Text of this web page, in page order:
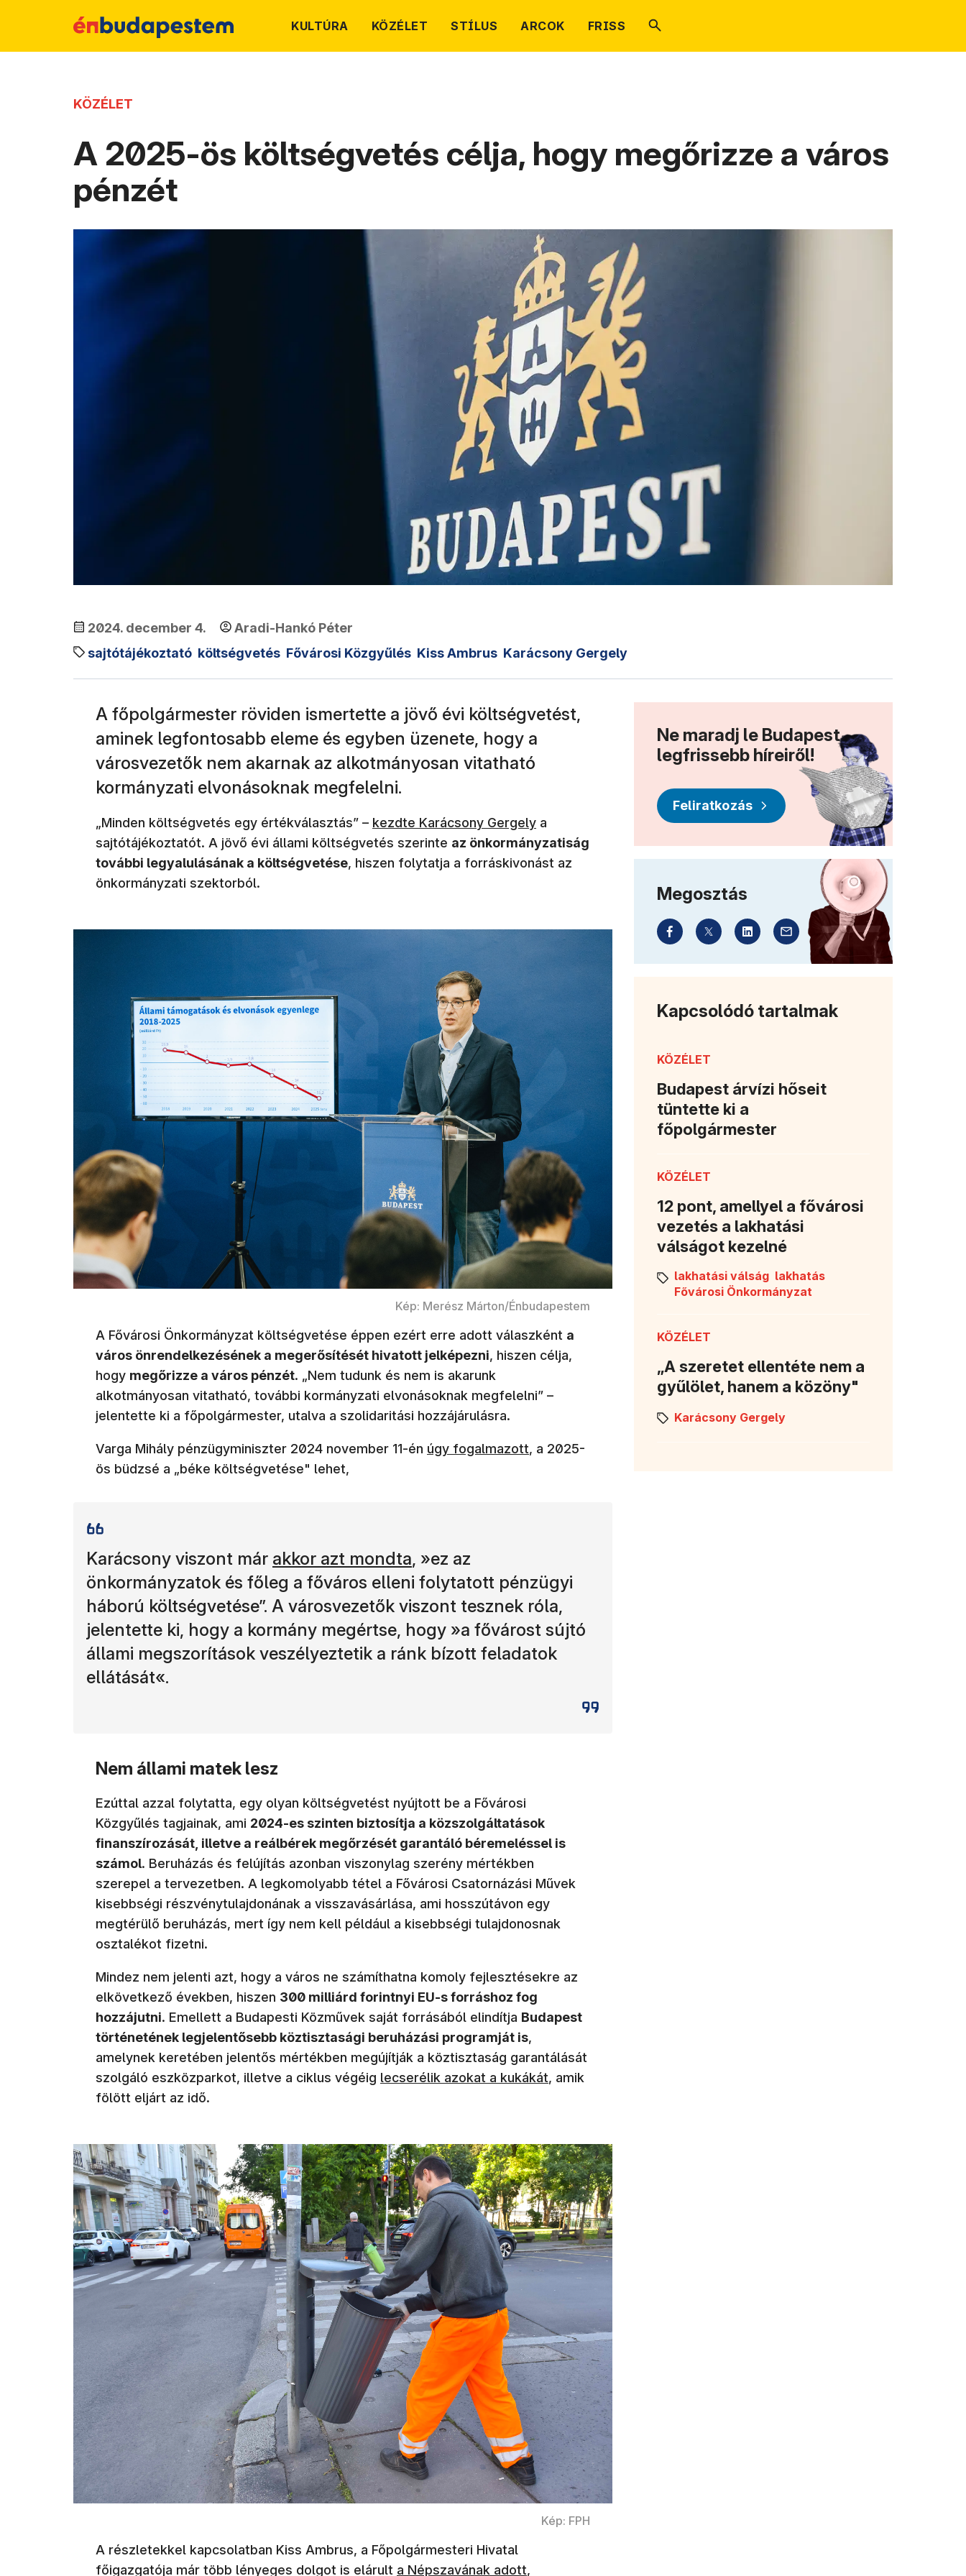
KULTÚRA KÖZÉLET STÍLUS ARCOK FRISS
KÖZÉLET
A 2025-ös költségvetés célja, hogy megőrizze a város
pénzét
2024. december 4.
Aradi-Hankó Péter
sajtótájékoztató költségvetés Fővárosi Közgyűlés Kiss Ambrus Karácsony Gergely
A főpolgármester röviden ismertette a jövő évi költségvetést,
aminek legfontosabb eleme és egyben üzenete, hogy a
városvezetők nem akarnak az alkotmányosan vitatható
kormányzati elvonásoknak megfelelni.
„Minden költségvetés egy értékválasztás” – (új ablakban nyílik meg)
kezdte Karácsony Gergely a
sajtótájékoztatót. A jövő évi állami költségvetés szerinte az önkormányzatiság
további legyalulásának a költségvetése, hiszen folytatja a forráskivonást az
önkormányzati szektorból.
Kép: Merész Márton/Énbudapestem
A Fővárosi Önkormányzat költségvetése éppen ezért erre adott válaszként a
város önrendelkezésének a megerősítését hivatott jelképezni, hiszen célja,
hogy megőrizze a város pénzét. „Nem tudunk és nem is akarunk
alkotmányosan vitatható, további kormányzati elvonásoknak megfelelni” –
jelentette ki a főpolgármester, utalva a szolidaritási hozzájárulásra.
Varga Mihály pénzügyminiszter 2024 november 11-én (új ablakban nyílik meg)
úgy fogalmazott, a 2025-
ös büdzsé a „béke költségvetése" lehet,
Karácsony viszont már (új ablakban nyílik meg)
akkor azt mondta, »ez az
önkormányzatok és főleg a főváros elleni folytatott pénzügyi
háború költségvetése”. A városvezetők viszont tesznek róla,
jelentette ki, hogy a kormány megértse, hogy »a fővárost sújtó
állami megszorítások veszélyeztetik a ránk bízott feladatok
ellátását«.
Nem állami matek lesz
Ezúttal azzal folytatta, egy olyan költségvetést nyújtott be a Fővárosi
Közgyűlés tagjainak, ami 2024-es szinten biztosítja a közszolgáltatások
finanszírozását, illetve a reálbérek megőrzését garantáló béremeléssel is
számol. Beruházás és felújítás azonban viszonylag szerény mértékben
szerepel a tervezetben. A legkomolyabb tétel a Fővárosi Csatornázási Művek
kisebbségi részvénytulajdonának a visszavásárlása, ami hosszútávon egy
megtérülő beruházás, mert így nem kell például a kisebbségi tulajdonosnak
osztalékot fizetni.
Mindez nem jelenti azt, hogy a város ne számíthatna komoly fejlesztésekre az
elkövetkező években, hiszen 300 milliárd forintnyi EU-s forráshoz fog
hozzájutni. Emellett a Budapesti Közművek saját forrásából elindítja Budapest
történetének legjelentősebb köztisztasági beruházási programját is,
amelynek keretében jelentős mértékben megújítják a köztisztaság garantálását
szolgáló eszközparkot, illetve a ciklus végéig (új ablakban nyílik meg)
lecserélik azokat a kukákát, amik
fölött eljárt az idő.
Kép: FPH
A részletekkel kapcsolatban Kiss Ambrus, a Főpolgármesteri Hivatal
főigazgatója már több lényeges dolgot is elárult (új ablakban nyílik meg)
a Népszavának adott,
Ne maradj le Budapest
legfrissebb híreiről!
Feliratkozás
Megosztás
Kapcsolódó tartalmak
KÖZÉLET
Budapest árvízi hőseit
tüntette ki a
főpolgármester
KÖZÉLET
12 pont, amellyel a fővárosi
vezetés a lakhatási
válságot kezelné
lakhatási válság lakhatás
Fővárosi Önkormányzat
KÖZÉLET
„A szeretet ellentéte nem a
gyűlölet, hanem a közöny"
Karácsony Gergely